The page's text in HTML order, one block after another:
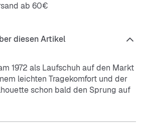
ab 60€
diesen Artikel
1972 als Laufschuh auf den Markt
leichten Tragekomfort und der
schon bald den Sprung auf
Diese Version für Kinder und Teens
mit und versprüht lässige Vibes
Obermaterial aus Nylon mit